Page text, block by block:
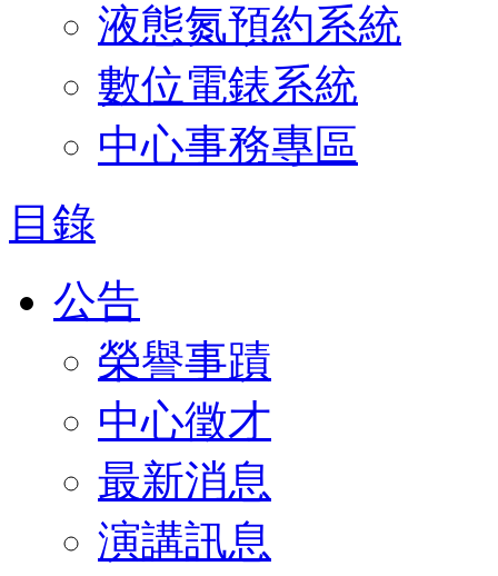
液態氮預約系統
數位電錶系統
中心事務專區
目錄
公告
榮譽事蹟
中心徵才
最新消息
演講訊息